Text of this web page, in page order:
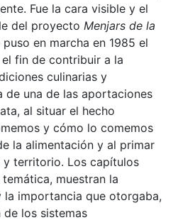
Fue la cara visible y el
del proyecto Menjars de la
en marcha en 1985 el
el fin de contribuir a la
culinarias y
de una de las aportaciones
al situar el hecho
y cómo lo comemos
la alimentación y al primar
y territorio. Los capítulos
muestran la
importancia que otorgaba,
los sistemas